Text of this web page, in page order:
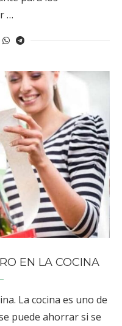
…
EN LA COCINA
La cocina es uno de
puede ahorrar si se